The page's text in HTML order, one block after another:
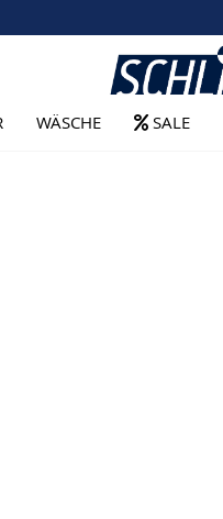
WÄSCHE SALE